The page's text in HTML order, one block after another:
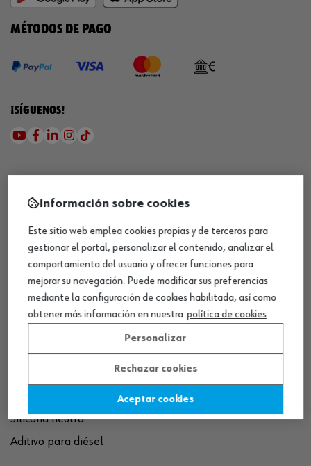
MÉTODOS DE PAGO
¡SÍGUENOS!
QUÍMICOS
Limpiador de frenos
Eliminador de óxido
Pegamento rápido
Polímero sellador MS
Pistola espuma poliuretano
Silicona neutra
Aditivo para diésel
Información sobre cookies
Este sitio web emplea cookies propias y de terceros para
gestionar el portal, personalizar el contenido, analizar el
comportamiento del usuario y ofrecer funciones para
mejorar su navegación. Puede modificar sus preferencias
mediante la configuración de cookies habilitada, así como
obtener más información en nuestra política de cookies
Personalizar
Rechazar cookies
Aceptar cookies